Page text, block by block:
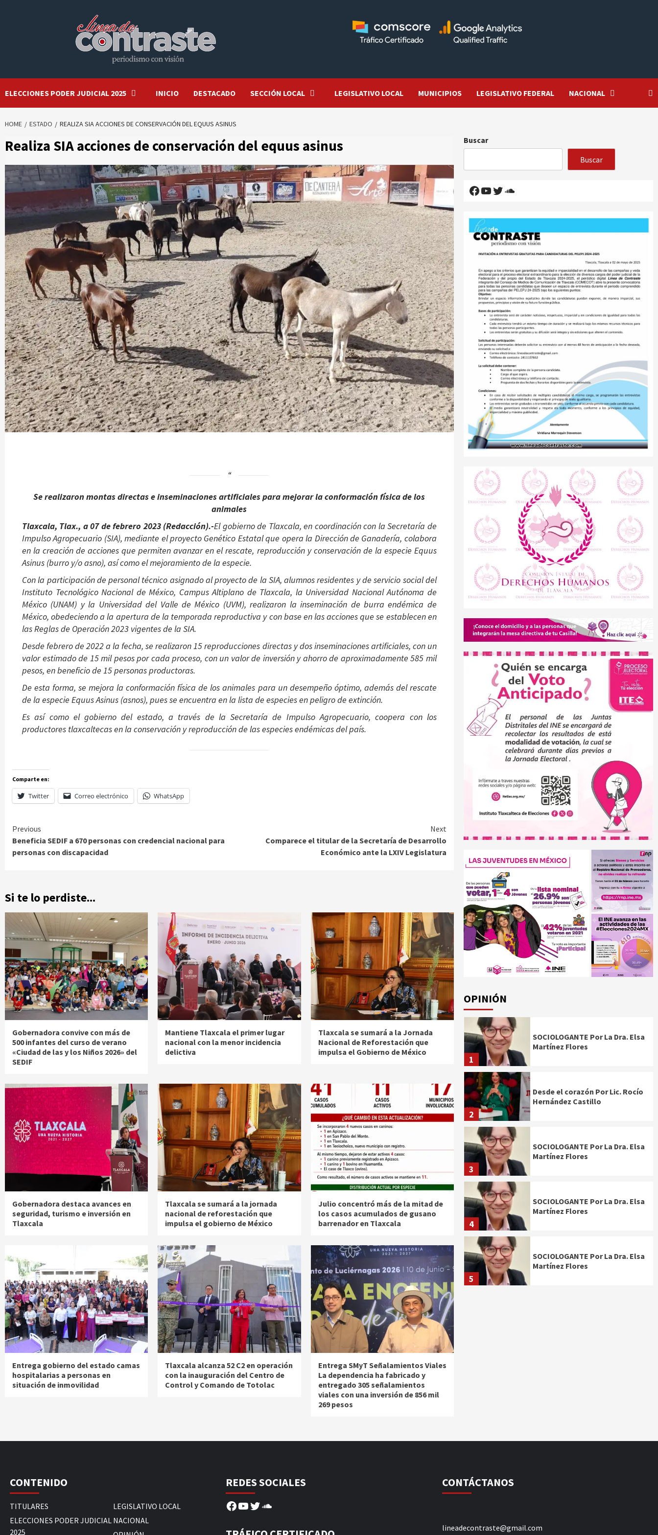
ELECCIONES PODER JUDICIAL 2025 INICIO DESTACADO SECCIÓN LOCAL LEGISLATIVO LOCAL MUNICIPIOS LEGISLATIVO FEDERAL NACIONAL
HOME ESTADO REALIZA SIA ACCIONES DE CONSERVACIÓN DEL EQUUS ASINUS
Realiza SIA acciones de conservación del equus asinus
Se realizaron montas directas e inseminaciones artificiales para mejorar la conformación física de los
animales
Tlaxcala, Tlax., a 07 de febrero 2023 (Redacción).-El gobierno de Tlaxcala, en coordinación con la Secretaría de
Impulso Agropecuario (SIA), mediante el proyecto Genético Estatal que opera la Dirección de Ganadería, colabora
en la creación de acciones que permiten avanzar en el rescate, reproducción y conservación de la especie Equus
Asinus (burro y/o asno), así como el mejoramiento de la especie.
Con la participación de personal técnico asignado al proyecto de la SIA, alumnos residentes y de servicio social del
Instituto Tecnológico Nacional de México, Campus Altiplano de Tlaxcala, la Universidad Nacional Autónoma de
México (UNAM) y la Universidad del Valle de México (UVM), realizaron la inseminación de burra endémica de
México, obedeciendo a la apertura de la temporada reproductiva y con base en las acciones que se establecen en
las Reglas de Operación 2023 vigentes de la SIA.
Desde febrero de 2022 a la fecha, se realizaron 15 reproducciones directas y dos inseminaciones artificiales, con un
valor estimado de 15 mil pesos por cada proceso, con un valor de inversión y ahorro de aproximadamente 585 mil
pesos, en beneficio de 15 personas productoras.
De esta forma, se mejora la conformación física de los animales para un desempeño óptimo, además del rescate
de la especie Equus Asinus (asnos), pues se encuentra en la lista de especies en peligro de extinción.
Es así como el gobierno del estado, a través de la Secretaría de Impulso Agropecuario, coopera con los
productores tlaxcaltecas en la conservación y reproducción de las especies endémicas del país.
Comparte en:
Twitter Correo electrónico WhatsApp
Continue
Reading
Previous
Beneficia SEDIF a 670 personas con credencial nacional para
personas con discapacidad
Next
Comparece el titular de la Secretaría de Desarrollo
Económico ante la LXIV Legislatura
Si te lo perdiste...
Gobernadora convive con más de
500 infantes del curso de verano
«Ciudad de las y los Niños 2026» del
SEDIF
Mantiene Tlaxcala el primer lugar
nacional con la menor incidencia
delictiva
Tlaxcala se sumará a la Jornada
Nacional de Reforestación que
impulsa el Gobierno de México
Gobernadora destaca avances en
seguridad, turismo e inversión en
Tlaxcala
Tlaxcala se sumará a la jornada
nacional de reforestación que
impulsa el gobierno de México
Julio concentró más de la mitad de
los casos acumulados de gusano
barrenador en Tlaxcala
Entrega gobierno del estado camas
hospitalarias a personas en
situación de inmovilidad
Tlaxcala alcanza 52 C2 en operación
con la inauguración del Centro de
Control y Comando de Totolac
Entrega SMyT Señalamientos Viales
La dependencia ha fabricado y
entregado 305 señalamientos
viales con una inversión de 856 mil
269 pesos
Buscar
Buscar
Facebook
YouTube
Twitter
SoundCloud
OPINIÓN
1
SOCIOLOGANTE Por La Dra. Elsa
Martínez Flores
2
Desde el corazón Por Lic. Rocío
Hernández Castillo
3
SOCIOLOGANTE Por La Dra. Elsa
Martínez Flores
4
SOCIOLOGANTE Por La Dra. Elsa
Martínez Flores
5
SOCIOLOGANTE Por La Dra. Elsa
Martínez Flores
CONTENIDO
TITULARES
ELECCIONES PODER JUDICIAL
2025
LEGISLATIVO LOCAL
NACIONAL
REDES SOCIALES
Facebook
YouTube
Twitter
SoundCloud
CONTÁCTANOS
lineadecontraste@gmail.com